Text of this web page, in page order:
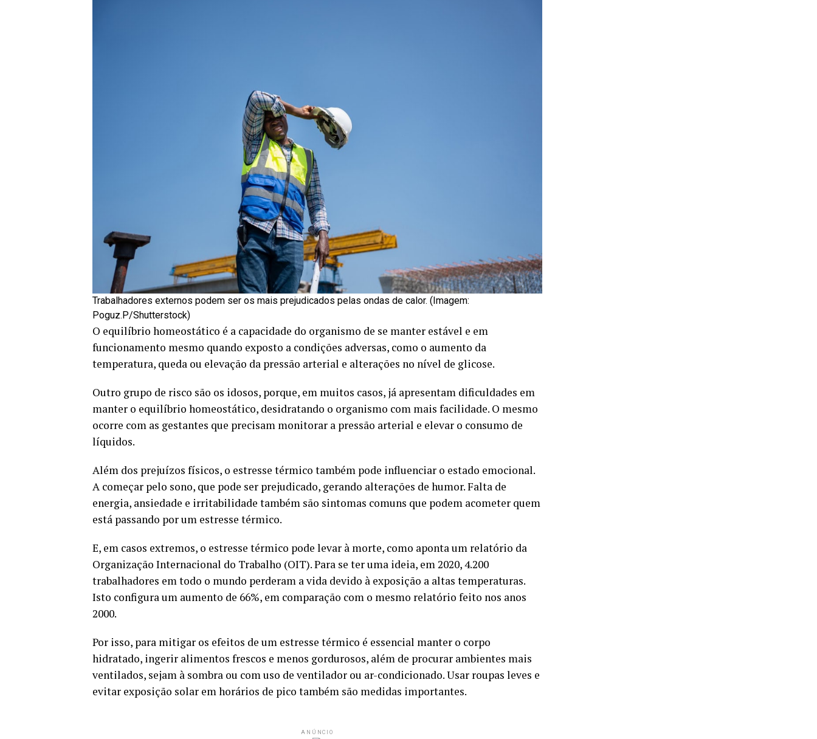
Trabalhadores externos podem ser os mais prejudicados pelas ondas de calor. (Imagem:
Poguz.P/Shutterstock)
O equilíbrio homeostático é a capacidade do organismo de se manter estável e em
funcionamento mesmo quando exposto a condições adversas, como o aumento da
temperatura, queda ou elevação da pressão arterial e alterações no nível de glicose.
Outro grupo de risco são os idosos, porque, em muitos casos, já apresentam dificuldades em
manter o equilíbrio homeostático, desidratando o organismo com mais facilidade. O mesmo
ocorre com as gestantes que precisam monitorar a pressão arterial e elevar o consumo de
líquidos.
Além dos prejuízos físicos, o estresse térmico também pode influenciar o estado emocional.
A começar pelo sono, que pode ser prejudicado, gerando alterações de humor. Falta de
energia, ansiedade e irritabilidade também são sintomas comuns que podem acometer quem
está passando por um estresse térmico.
E, em casos extremos, o estresse térmico pode levar à morte, como aponta um relatório da
Organização Internacional do Trabalho (OIT). Para se ter uma ideia, em 2020, 4.200
trabalhadores em todo o mundo perderam a vida devido à exposição a altas temperaturas.
Isto configura um aumento de 66%, em comparação com o mesmo relatório feito nos anos
2000.
Por isso, para mitigar os efeitos de um estresse térmico é essencial manter o corpo
hidratado, ingerir alimentos frescos e menos gordurosos, além de procurar ambientes mais
ventilados, sejam à sombra ou com uso de ventilador ou ar-condicionado. Usar roupas leves e
evitar exposição solar em horários de pico também são medidas importantes.
ANÚNCIO